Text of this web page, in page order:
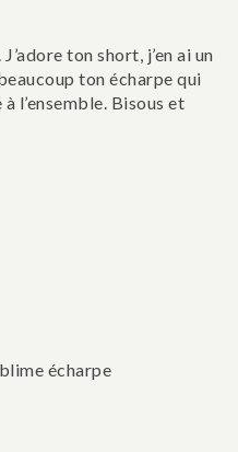
ton short, j’en ai un
ton écharpe qui
l’ensemble. Bisous et
écharpe